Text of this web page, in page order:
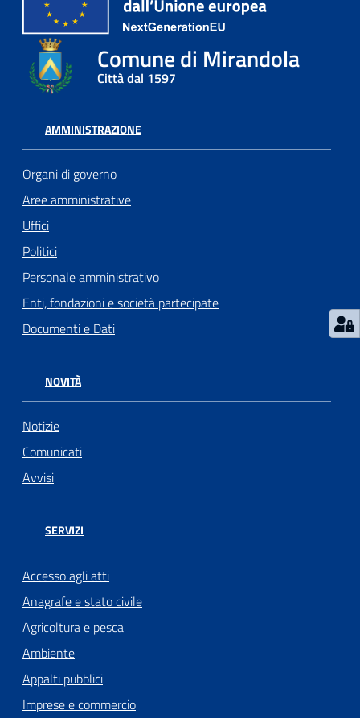
su
Comune di Mirandola
Città dal 1597
AMMINISTRAZIONE
Organi di governo
Aree amministrative
Uffici
Politici
Personale amministrativo
Enti, fondazioni e società partecipate
Documenti e Dati
NOVITÀ
Notizie
Comunicati
Avvisi
SERVIZI
Accesso agli atti
Anagrafe e stato civile
Agricoltura e pesca
Ambiente
Appalti pubblici
Imprese e commercio